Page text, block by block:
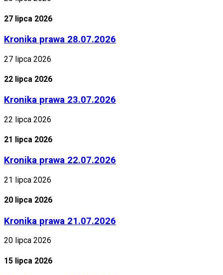
27 lipca 2026
Kronika prawa 28.07.2026
27 lipca 2026
22 lipca 2026
Kronika prawa 23.07.2026
22 lipca 2026
21 lipca 2026
Kronika prawa 22.07.2026
21 lipca 2026
20 lipca 2026
Kronika prawa 21.07.2026
20 lipca 2026
15 lipca 2026